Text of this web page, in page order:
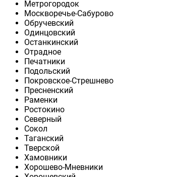
Метрогородок
Москворечье-Сабурово
Обручевский
Одинцовский
Останкинский
Отрадное
Печатники
Подольский
Покровское-Стрешнево
Пресненский
Раменки
Ростокино
Северный
Сокол
Таганский
Тверской
Хамовники
Хорошево-Мневники